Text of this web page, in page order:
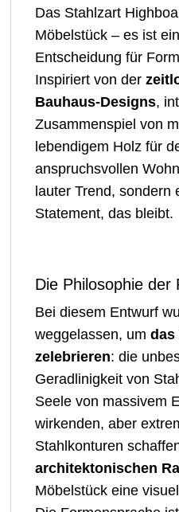
Das Stahlzart
Möbelstück – es ist
Entscheidung für
Inspiriert von der
Bauhaus-Designs,
Zusammenspiel von
lebendigem Holz für
anspruchsvollen
lauter Trend, sondern
Statement, das bleibt.
Die Philosophie der
Bei diesem Entwurf
weggelassen, umdas
zelebrieren: die
Geradlinigkeit von
Seele von massivem
wirkenden, aber
Stahlkonturen
architektonischen
Möbelstück eine